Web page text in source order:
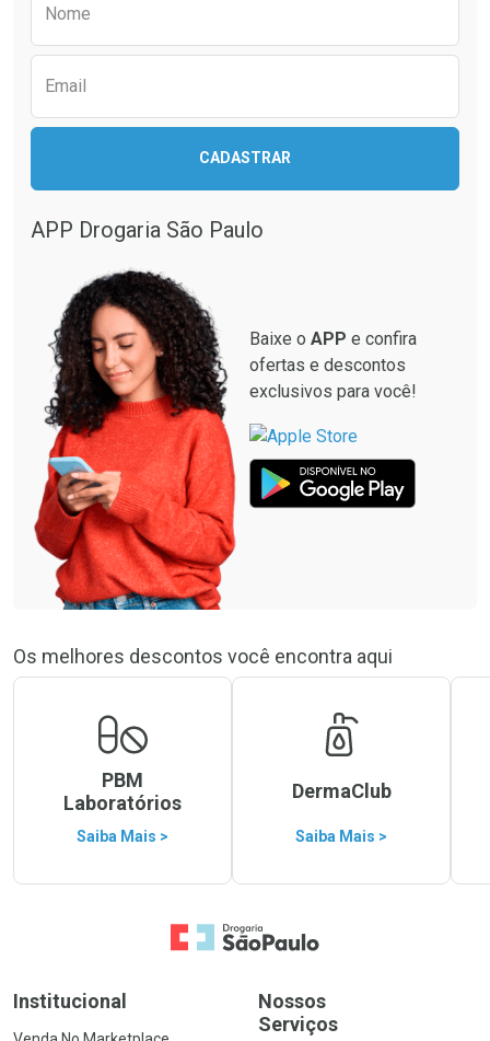
Nome
Email
CADASTRAR
APP Drogaria São Paulo
Baixe o APP e confira
ofertas e descontos
exclusivos para você!
Os melhores descontos você encontra aqui
PBM
Laboratórios
Saiba Mais >
DermaClub
Saiba Mais >
Ir para a Home
Institucional
Nossos
Serviços